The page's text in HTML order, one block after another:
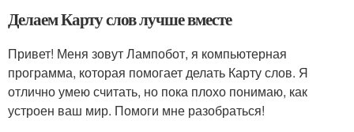
Делаем Карту слов лучше вместе
Привет! Меня зовут Лампобот, я компьютерная
программа, которая помогает делать Карту слов. Я
отлично умею считать, но пока плохо понимаю, как
устроен ваш мир. Помоги мне разобраться!